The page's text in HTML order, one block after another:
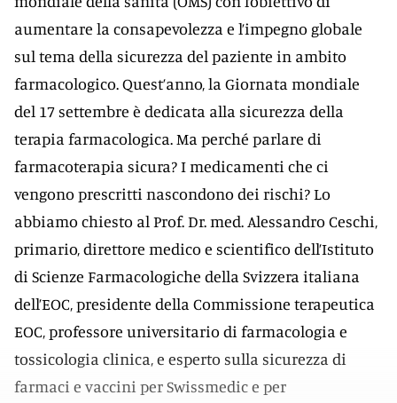
aumentare la consapevolezza e l’impegno globale
sul tema della sicurezza del paziente in ambito
farmacologico. Quest’anno, la Giornata mondiale
del 17 settembre è dedicata alla sicurezza della
terapia farmacologica. Ma perché parlare di
farmacoterapia sicura? I medicamenti che ci
vengono prescritti nascondono dei rischi? Lo
abbiamo chiesto al Prof. Dr. med. Alessandro Ceschi,
primario, direttore medico e scientifico dell’Istituto
di Scienze Farmacologiche della Svizzera italiana
dell’EOC, presidente della Commissione terapeutica
EOC, professore universitario di farmacologia e
tossicologia clinica, e esperto sulla sicurezza di
farmaci e vaccini per Swissmedic e per